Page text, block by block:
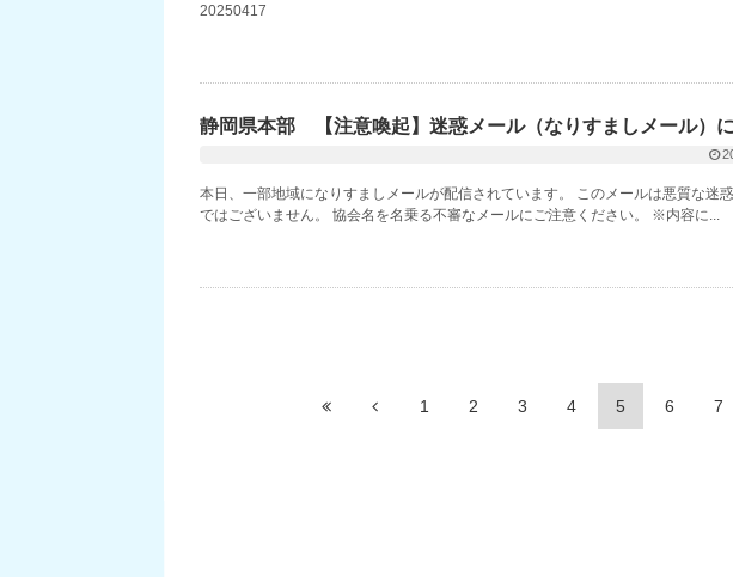
20250417
静岡県本部 【注意喚起】迷惑メール（なりすましメール）
本日、一部地域になりすましメールが配信されています。 このメールは悪質な迷
ではございません。 協会名を名乗る不審なメールにご注意ください。 ※内容に...
1 2 3 4 5 6 7